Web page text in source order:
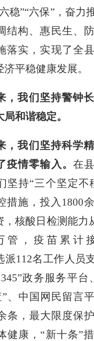
稳”“六保”， 奋力
结构、惠民生、
落实，实现了全
济平稳健康发展。
，我们坚持警钟
局和谐稳定。
，我们坚持科学
疫情零输入 。 在
坚持“三个坚定不
措施 ，投入 1800
，核酸日检测能力
管，疫苗累计
派112名工作人员
”政务服务平台
、中国网民留言
条，最大限度保
健康 ， “新十条”